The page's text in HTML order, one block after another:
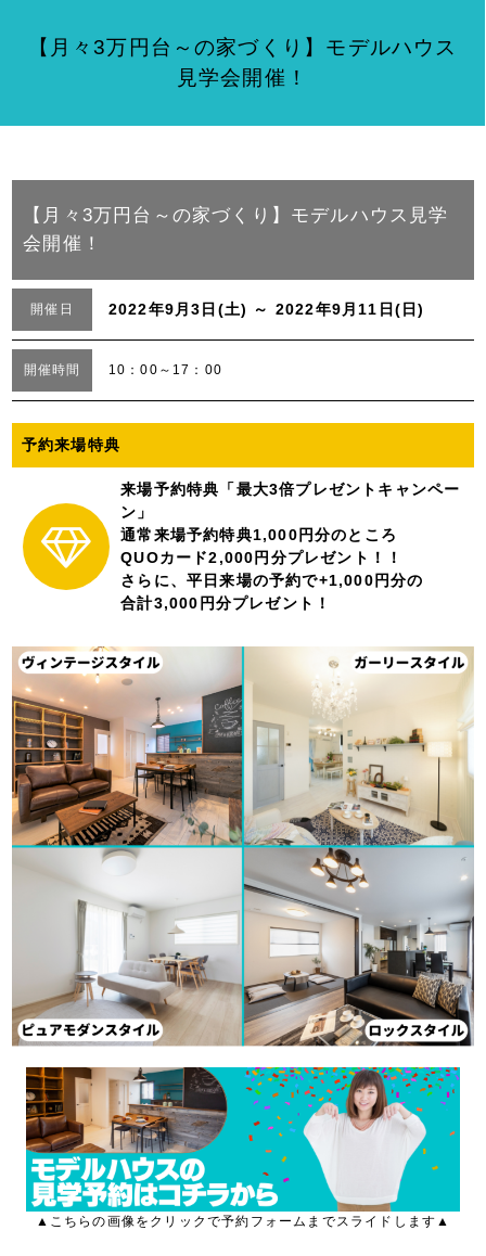
【月々3万円台～の家づくり】モデルハウス
見学会開催！
【月々3万円台～の家づくり】モデルハウス見学
会開催！
開催日 2022年9月3日(土) ～ 2022年9月11日(日)
開催時間 10：00～17：00
予約来場特典
来場予約特典「最大3倍プレゼントキャンペー
ン」
通常来場予約特典1,000円分のところ
QUOカード2,000円分プレゼント！！
さらに、平日来場の予約で+1,000円分の
合計3,000円分プレゼント！
▲こちらの画像をクリックで予約フォームまでスライドします▲